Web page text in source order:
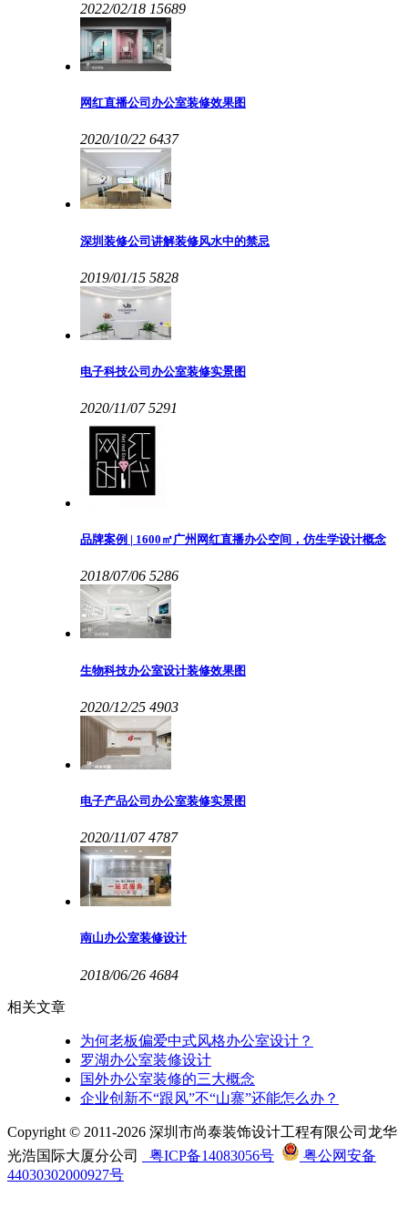
2022/02/18 15689
网红直播公司办公室装修效果图
2020/10/22 6437
深圳装修公司讲解装修风水中的禁忌
2019/01/15 5828
电子科技公司办公室装修实景图
2020/11/07 5291
品牌案例 | 1600㎡广州网红直播办公空间，仿生学设计概念
2018/07/06 5286
生物科技办公室设计装修效果图
2020/12/25 4903
电子产品公司办公室装修实景图
2020/11/07 4787
南山办公室装修设计
2018/06/26 4684
相关文章
为何老板偏爱中式风格办公室设计？
罗湖办公室装修设计
国外办公室装修的三大概念
企业创新不“跟风”不“山寨”还能怎么办？
Copyright © 2011-2026 深圳市尚泰装饰设计工程有限公司龙华
光浩国际大厦分公司
粤ICP备14083056号
粤公网安备
44030302000927号